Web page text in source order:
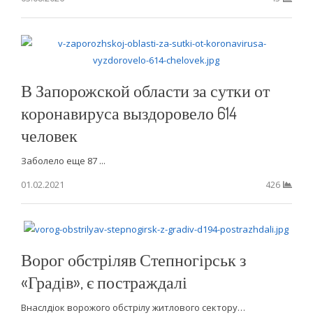
В Запорожской области за сутки от
коронавируса выздоровело 614
человек
Заболело еще 87 ...
01.02.2021
426
Ворог обстріляв Степногірськ з
«Градів», є постраждалі
Внаслдіок ворожого обстрілу житлового сектору…